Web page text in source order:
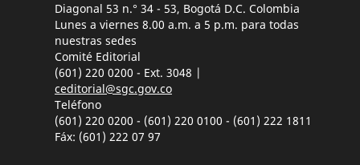
Diagonal 53 n.° 34 - 53, Bogotá D.C. Colombia
Lunes a viernes 8.00 a.m. a 5 p.m. para todas
nuestras sedes
Comité Editorial
(601) 220 0200 - Ext. 3048 |
ceditorial@sgc.gov.co
Teléfono
(601) 220 0200 - (601) 220 0100 - (601) 222 1811
Fáx: (601) 222 07 97